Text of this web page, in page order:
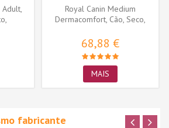
Adult,
Royal Canin Medium
Dermacomfort, Cão, Seco,
68,88 €
MAIS
fabricante